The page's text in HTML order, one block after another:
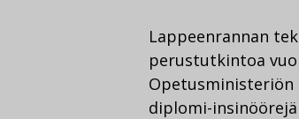
Lappeenrannan
perustutkintoa
Opetusministeriön
diplomi-